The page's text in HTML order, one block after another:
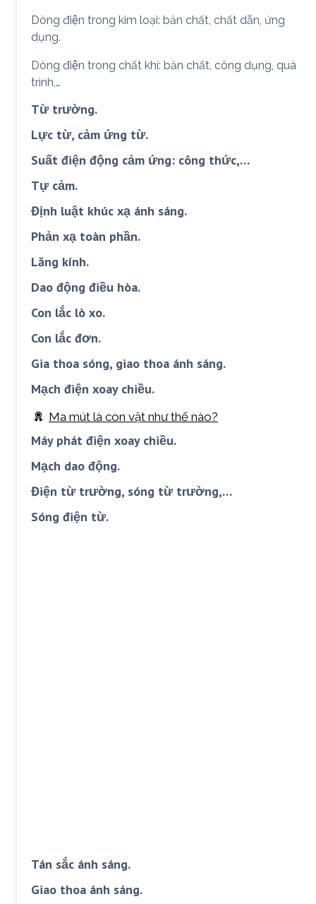
Dòng điện trong kim loại: bản chất, chất dẫn, ứng
dụng.
Dòng điện trong chất khí: bản chất, công dụng, quá
trình,…
Từ trường.
Lực từ, cảm ứng từ.
Suất điện động cảm ứng: công thức,…
Tự cảm.
Định luật khúc xạ ánh sáng.
Phản xạ toàn phần.
Lăng kính.
Dao động điều hòa.
Con lắc lò xo.
Con lắc đơn.
Gia thoa sóng, giao thoa ánh sáng.
Mạch điện xoay chiều.
Ma mút là con vật như thế nào?
Máy phát điện xoay chiều.
Mạch dao động.
Điện từ trường, sóng từ trường,…
Sóng điện từ.
Tán sắc ánh sáng.
Giao thoa ánh sáng.